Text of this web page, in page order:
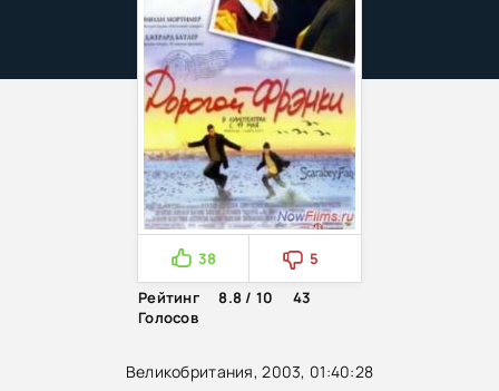
Великобритания, 2003, 01:40:28
38
5
Рейтинг
8.8 / 10
43
Голосов